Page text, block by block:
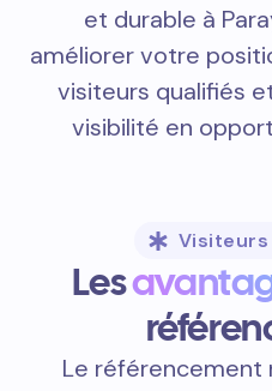
et durable à
améliorer votre
visiteurs qualifiés
visibilité en
Les
Le référencement